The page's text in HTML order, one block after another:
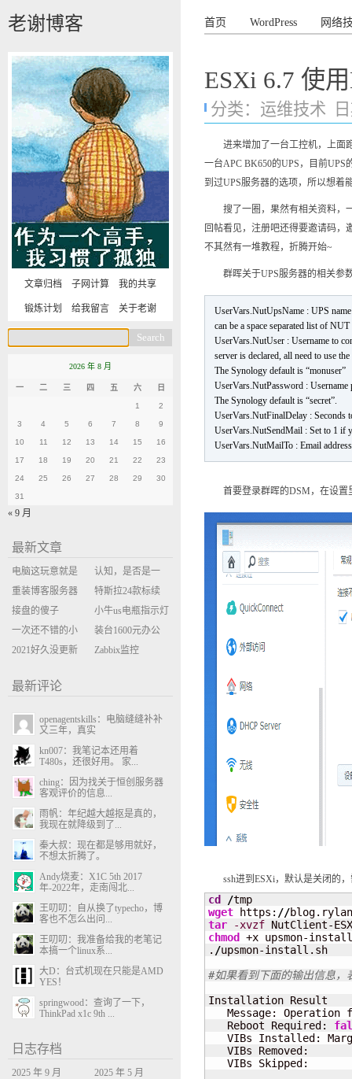
老谢博客 首页 WordPress 网络
ESXi 6.7 使
分类： 运维技术
进来增加了一台工控机，上面跑
一台APC BK650的UPS，目前
到过UPS服务器的选项，所以想着
搜了一圈，果然有相关资料，一
回帖看见，注册吧还得要邀请码，
不其然有一堆教程，折腾开始~
群晖关于UPS服务器的相关参
UserVars.NutUpsName : UPS
can be a space separated list of
UserVars.NutUser : Username to
server is declared, all need to use
The Synology default is “monuser”
UserVars.NutPassword :
The Synology default is “secret”.
UserVars.NutFinalDelay : Seconds
UserVars.NutSendMail : Set to 1 if
UserVars.NutMailTo : Email
首要登录群晖的DSM，在设置里
ssh进到ESXi，默认是关闭的，
cd /
wget https: //
tar
-xvzf
chmod
+x upsmon-
. /upsmon-install.sh
#如果看到下面的输出信息，
Installation Result
Message: Operation
   Reboot Required:
VIBs Installed:
   VIBs Removed:
   VIBs Skipped:
文章归档 子网计算 我的共享
锻炼计划 给我留言 关于老谢
2026 年 8 月
一 二 三 四 五 六 日
1 2
3 4 5 6 7 8 9
10 11 12 13 14 15 16
17 18 19 20 21 22 23
24 25 26 27 28 29 30
31
« 9 月
最新文章
电脑这玩意就是
缝缝补补的事
认知，是否是一
座大山？当架构
决策变成配置清
单比价
重装博客服务器
环境
特斯拉24款标续
Model Y 2万公里
使用体验
接盘的傻子
小牛us电瓶指示灯
闪三次不上电
一次还不错的小
米售后体验
装台1600元办公
主机
2021好久没更新
Zabbix监控
最新评论
openagentskills：电脑缝缝补补
又三年，真实
kn007：我笔记本还用着
T480s，还很好用。 家...
ching：因为找关于恒创服务器
客观评价的信息...
雨帆：年纪越大越抠是真的，
我现在就降级到了...
秦大叔：现在都是够用就好，
不想太折腾了。
Andy烧麦：X1C 5th 2017
年-2022年，走南闯北...
王叨叨：自从换了typecho，博
客也不怎么出问...
王叨叨：我准备给我的老笔记
本搞一个linux系...
大D：台式机现在只能是AMD
YES！
springwood：查询了一下，
ThinkPad x1c 9th ...
日志存档
2025 年 9 月
2025 年 5 月